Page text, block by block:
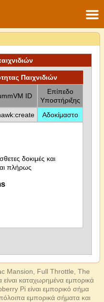
Παιχνιδιών
ID
Επίπεδο
Υποστήριξης
Αδοκίμαστο
δοκιμές και
πλήρως
Mansion, Full Throttle, The
καταχωρημένα εμπορικά
Pi είναι εμπορικό σήμα
εμπορικά σήματα και